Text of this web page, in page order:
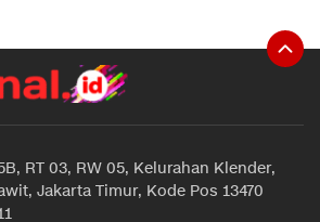
RT 03, RW 05, Kelurahan Klender,
Jakarta Timur, Kode Pos 13470